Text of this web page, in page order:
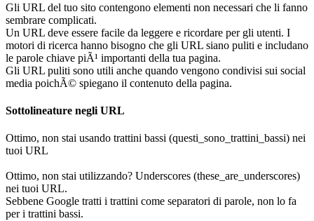
Gli URL del tuo sito contengono elementi non necessari che li fanno
sembrare complicati.
Un URL deve essere facile da leggere e ricordare per gli utenti. I
motori di ricerca hanno bisogno che gli URL siano puliti e includano
le parole chiave piÃ¹ importanti della tua pagina.
Gli URL puliti sono utili anche quando vengono condivisi sui social
media poichÃ© spiegano il contenuto della pagina.
Sottolineature negli URL
Ottimo, non stai usando trattini bassi (questi_sono_trattini_bassi) nei
tuoi URL
Ottimo, non stai utilizzando? Underscores (these_are_underscores)
nei tuoi URL.
Sebbene Google tratti i trattini come separatori di parole, non lo fa
per i trattini bassi.